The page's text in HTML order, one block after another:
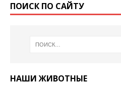
ПОИСК ПО САЙТУ
НАШИ ЖИВОТНЫЕ